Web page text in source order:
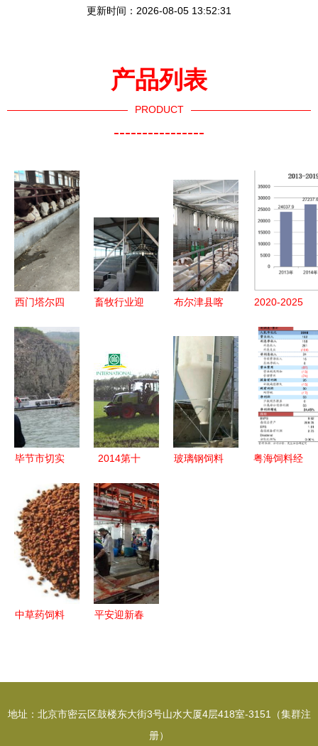
更新时间：2026-08-05 13:52:31
产品列表
PRODUCT
----------------
西门塔尔四
走势 三百
至四百斤散
养育肥牛市
场与畜牧饲
料销售分析
畜牧行业迎
料添加剂新
规、原料药
停产、养猪
巨头业绩创
新高
布尔津县喀
牧科技园
科技赋能激
发产业新活
力，规模发
展带动畜牧
渔业饲料销
2020-2025
行业发展趋
势预测及投
资规划研究
报告
毕节市切实
渔业安全生
产督察工作
确保生产秩
序与生态保
护并举
2014第十
牧饲料科技
与经济高层
论坛暨华东
南地区畜牧
饲料区域经
济发展战略
局
玻璃钢饲料
粤海饲料经
中草药饲料
平安迎新春
畜牧兽医行
地址：北京市密云区鼓楼东大街3号山水大厦4层418室-3151（集群注
册）